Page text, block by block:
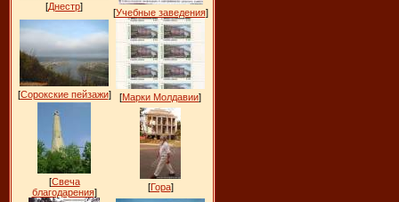
[Днестр]
[Учебные заведения]
[Сорокские пейзажи] [Марки Молдавии]
[Свеча
благодарения] [Гора]